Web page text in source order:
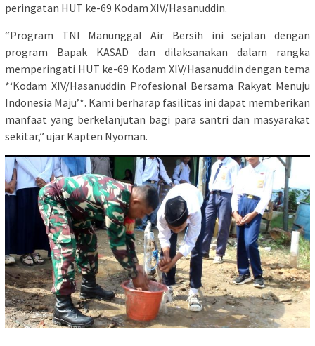
peringatan HUT ke-69 Kodam XIV/Hasanuddin.
“Program TNI Manunggal Air Bersih ini sejalan dengan
program Bapak KASAD dan dilaksanakan dalam rangka
memperingati HUT ke-69 Kodam XIV/Hasanuddin dengan tema
*‘Kodam XIV/Hasanuddin Profesional Bersama Rakyat Menuju
Indonesia Maju’*. Kami berharap fasilitas ini dapat memberikan
manfaat yang berkelanjutan bagi para santri dan masyarakat
sekitar,” ujar Kapten Nyoman.